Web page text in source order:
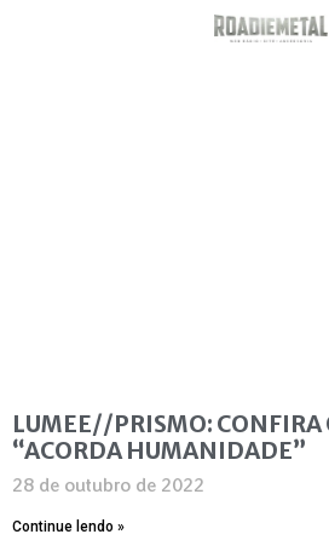
LUMEE//PRISMO: CONFIRA
“ACORDA HUMANIDADE”
28 de outubro de 2022
Continue lendo »